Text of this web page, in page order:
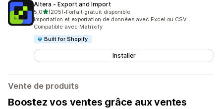
Altera ‑ Export and Import
5,0étoile(s) sur 5
(205)
205 avis au total
•Forfait gratuit disponible
Importation et exportation de données avec Excel ou CSV.
Compatible avec Matrixify
Built for Shopify
Installer
Vente de produits
Boostez vos ventes grâce aux ventes